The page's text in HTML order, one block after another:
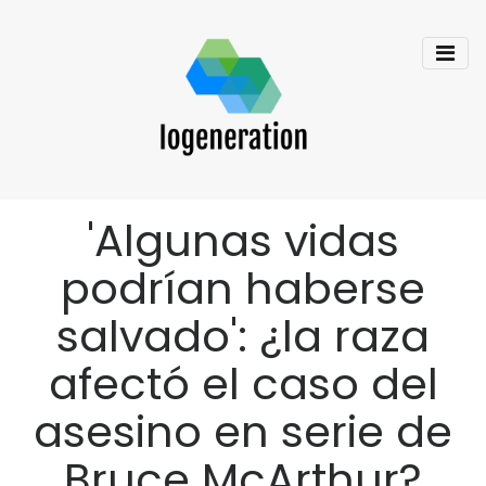
'Algunas vidas
podrían haberse
salvado': ¿la raza
afectó el caso del
asesino en serie de